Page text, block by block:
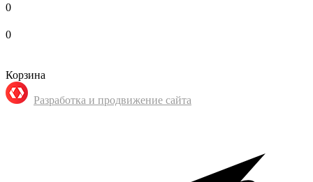
0
0
Корзина
Разработка и продвижение сайта